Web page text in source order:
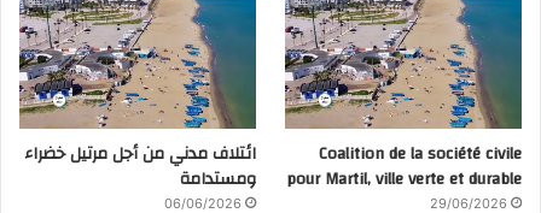
Coalition de la société civile
pour Martil, ville verte et durable
29/06/2026
ائتلاف مدني من أجل مرتيل خضراء
ومستدامة
06/06/2026